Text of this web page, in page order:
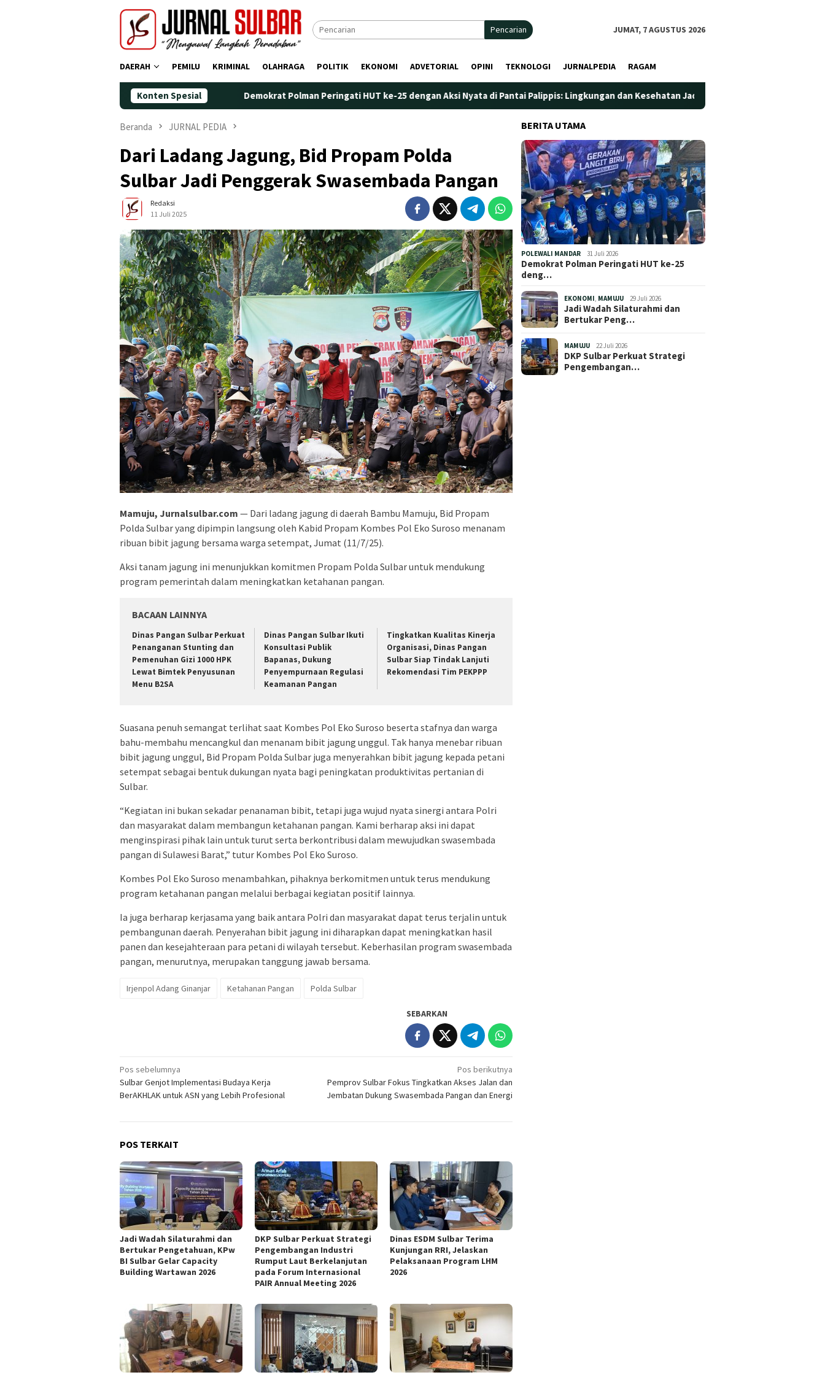
Pencarian JUMAT, 7 AGUSTUS 2026
DAERAH PEMILU KRIMINAL OLAHRAGA POLITIK EKONOMI ADVETORIAL OPINI TEKNOLOGI JURNALPEDIA RAGAM
Konten SpesialDemokrat Polman Peringati HUT ke-25 dengan Aksi Nyata di Pantai Palippis: Lingkungan dan Kesehatan Jadi Prioritas
Beranda JURNAL PEDIA
Dari Ladang Jagung, Bid Propam Polda
Sulbar Jadi Penggerak Swasembada Pangan
Redaksi
11 Juli 2025
Mamuju, Jurnalsulbar.com — Dari ladang jagung di daerah Bambu Mamuju, Bid Propam
Polda Sulbar yang dipimpin langsung oleh Kabid Propam Kombes Pol Eko Suroso menanam
ribuan bibit jagung bersama warga setempat, Jumat (11/7/25).
Aksi tanam jagung ini menunjukkan komitmen Propam Polda Sulbar untuk mendukung
program pemerintah dalam meningkatkan ketahanan pangan.
BACAAN LAINNYA
Dinas Pangan Sulbar Perkuat
Penanganan Stunting dan
Pemenuhan Gizi 1000 HPK
Lewat Bimtek Penyusunan
Menu B2SA
Dinas Pangan Sulbar Ikuti
Konsultasi Publik
Bapanas, Dukung
Penyempurnaan Regulasi
Keamanan Pangan
Tingkatkan Kualitas Kinerja
Organisasi, Dinas Pangan
Sulbar Siap Tindak Lanjuti
Rekomendasi Tim PEKPPP
Suasana penuh semangat terlihat saat Kombes Pol Eko Suroso beserta stafnya dan warga
bahu-membahu mencangkul dan menanam bibit jagung unggul. Tak hanya menebar ribuan
bibit jagung unggul, Bid Propam Polda Sulbar juga menyerahkan bibit jagung kepada petani
setempat sebagai bentuk dukungan nyata bagi peningkatan produktivitas pertanian di
Sulbar.
“Kegiatan ini bukan sekadar penanaman bibit, tetapi juga wujud nyata sinergi antara Polri
dan masyarakat dalam membangun ketahanan pangan. Kami berharap aksi ini dapat
menginspirasi pihak lain untuk turut serta berkontribusi dalam mewujudkan swasembada
pangan di Sulawesi Barat,” tutur Kombes Pol Eko Suroso.
Kombes Pol Eko Suroso menambahkan, pihaknya berkomitmen untuk terus mendukung
program ketahanan pangan melalui berbagai kegiatan positif lainnya.
Ia juga berharap kerjasama yang baik antara Polri dan masyarakat dapat terus terjalin untuk
pembangunan daerah. Penyerahan bibit jagung ini diharapkan dapat meningkatkan hasil
panen dan kesejahteraan para petani di wilayah tersebut. Keberhasilan program swasembada
pangan, menurutnya, merupakan tanggung jawab bersama.
Irjenpol Adang Ginanjar Ketahanan Pangan Polda Sulbar
SEBARKAN
Navigasi
pos
Pos sebelumnya
Sulbar Genjot Implementasi Budaya Kerja
BerAKHLAK untuk ASN yang Lebih Profesional
Pos berikutnya
Pemprov Sulbar Fokus Tingkatkan Akses Jalan dan
Jembatan Dukung Swasembada Pangan dan Energi
POS TERKAIT
Jadi Wadah Silaturahmi dan
Bertukar Pengetahuan, KPw
BI Sulbar Gelar Capacity
Building Wartawan 2026
DKP Sulbar Perkuat Strategi
Pengembangan Industri
Rumput Laut Berkelanjutan
pada Forum Internasional
PAIR Annual Meeting 2026
Dinas ESDM Sulbar Terima
Kunjungan RRI, Jelaskan
Pelaksanaan Program LHM
2026
BERITA UTAMA
POLEWALI MANDAR 31 Juli 2026
Demokrat Polman Peringati HUT ke-25
deng…
EKONOMI MAMUJU 29 Juli 2026
Jadi Wadah Silaturahmi dan
Bertukar Peng…
MAMUJU 22 Juli 2026
DKP Sulbar Perkuat Strategi
Pengembangan…